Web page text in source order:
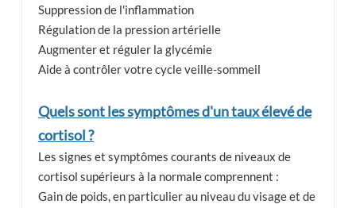
Suppression de l'inflammation
Régulation de la pression artérielle
Augmenter et réguler la glycémie
Aide à contrôler votre cycle veille-sommeil
Quels sont les symptômes d'un taux élevé de
cortisol ?
Les signes et symptômes courants de niveaux de
cortisol supérieurs à la normale comprennent :
Gain de poids, en particulier au niveau du visage et de